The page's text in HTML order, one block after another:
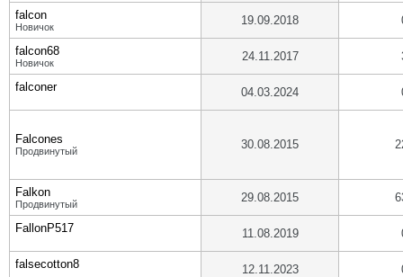
falcon
Новичок 19.09.2018
falcon68
Новичок 24.11.2017
falconer 04.03.2024
Falcones
Продвинутый 30.08.2015
Falkon
Продвинутый 29.08.2015
FallonP517 11.08.2019
falsecotton8 12.11.2023